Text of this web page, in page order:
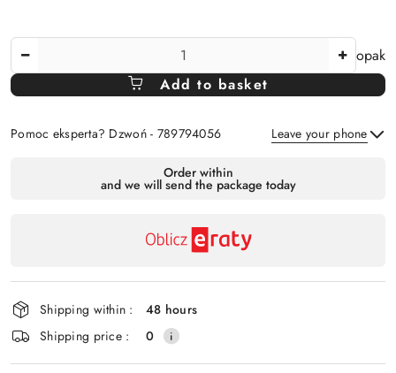
Amount
Of
opak
Add to basket
Pomoc eksperta? Dzwoń - 789794056 Leave your phone
Order within
and we will send the package today
Shipping within :
48 hours
Shipping price :
0